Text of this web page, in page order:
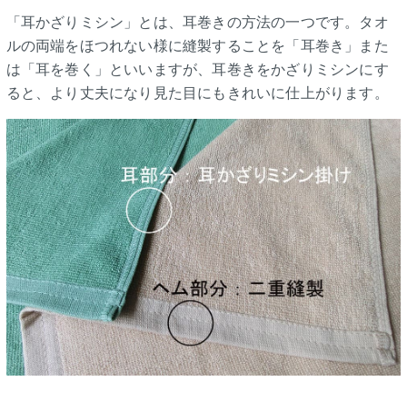
「耳かざりミシン」とは、耳巻きの方法の一つです。タオ
ルの両端をほつれない様に縫製することを「耳巻き」また
は「耳を巻く」といいますが、耳巻きをかざりミシンにす
ると、より丈夫になり見た目にもきれいに仕上がります。